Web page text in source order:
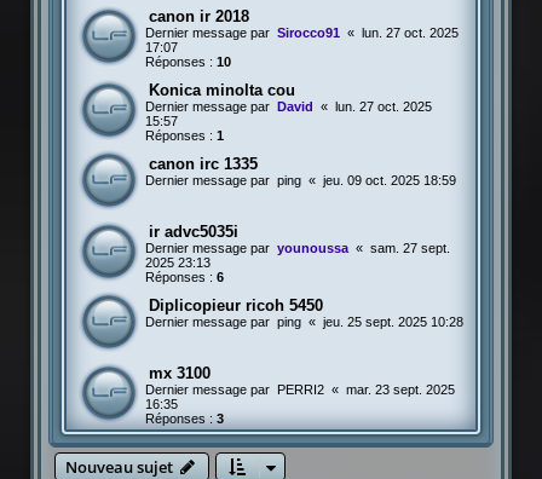
canon ir 2018
Dernier message par Sirocco91 «
lun. 27 oct. 2025
17:07
Réponses : 10
Konica minolta cou
Dernier message par David «
lun. 27 oct. 2025
15:57
Réponses : 1
canon irc 1335
Dernier message par ping « jeu. 09 oct. 2025 18:59
ir advc5035i
Dernier message par younoussa « sam. 27 sept.
2025 23:13
Réponses : 6
Diplicopieur ricoh 5450
Dernier message par ping « jeu. 25 sept. 2025 10:28
mx 3100
Dernier message par PERRI2 « mar. 23 sept. 2025
16:35
Réponses : 3
Nouveau sujet